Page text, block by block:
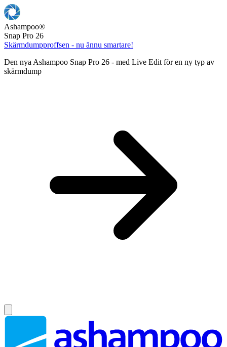
Ashampoo®
Snap Pro 26
Skärmdumpproffsen - nu ännu smartare!
Den nya Ashampoo Snap Pro 26 - med Live Edit för en ny typ av
skärmdump